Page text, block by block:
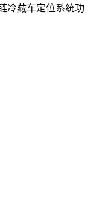
冷藏车定位系统功